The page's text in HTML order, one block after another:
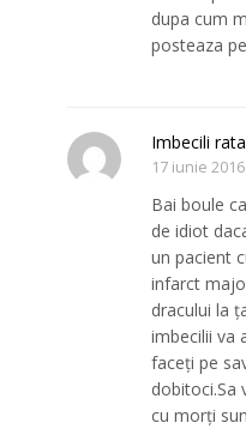
dupa cum
posteaza
Imbecili
17 iunie 2016
Bai boule
de idiot
un pacient
infarct
dracului la
imbecilii va
faceți pe
dobitoci.Sa
cu morți